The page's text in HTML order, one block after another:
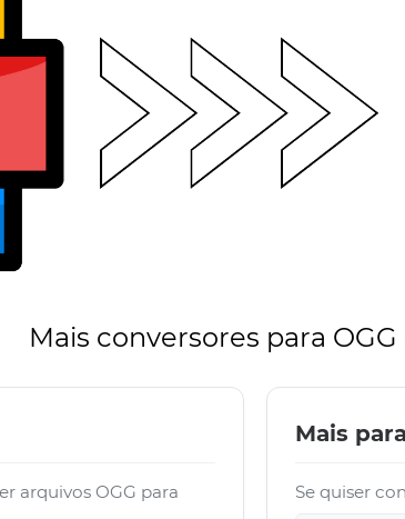
Mais conversores para OGG
arquivos OGG para
Mais
Se quiser